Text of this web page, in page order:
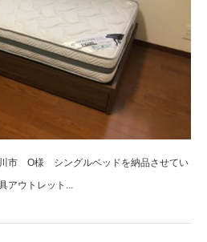
市 O様 シングルベッドを納品させてい
アウトレット...